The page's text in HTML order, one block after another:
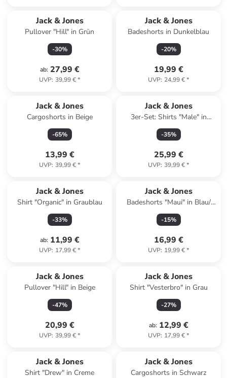
Jack & Jones
Pullover "Hill" in Grün
-30%
ab: 27,99 €
UVP: 39,99 €*
Jack & Jones
Badeshorts in Dunkelblau
-20%
19,99 €
UVP: 24,99 €*
Jack & Jones
Cargoshorts in Beige
-65%
13,99 €
UVP: 39,99 €*
Jack & Jones
3er-Set: Shirts "Male" in
Dunkelblau/ Blau/ Creme
-35%
25,99 €
UVP: 39,99 €*
Jack & Jones
Shirt "Organic" in Graublau
-33%
ab: 11,99 €
UVP: 17,99 €*
Jack & Jones
Badeshorts "Maui" in Blau/
Rosa
-15%
16,99 €
UVP: 19,99 €*
Jack & Jones
Pullover "Hill" in Beige
-47%
20,99 €
UVP: 39,99 €*
Jack & Jones
Shirt "Vesterbro" in Grau
-27%
ab: 12,99 €
UVP: 17,99 €*
Jack & Jones
Shirt "Drew" in Creme
Jack & Jones
Cargoshorts in Schwarz